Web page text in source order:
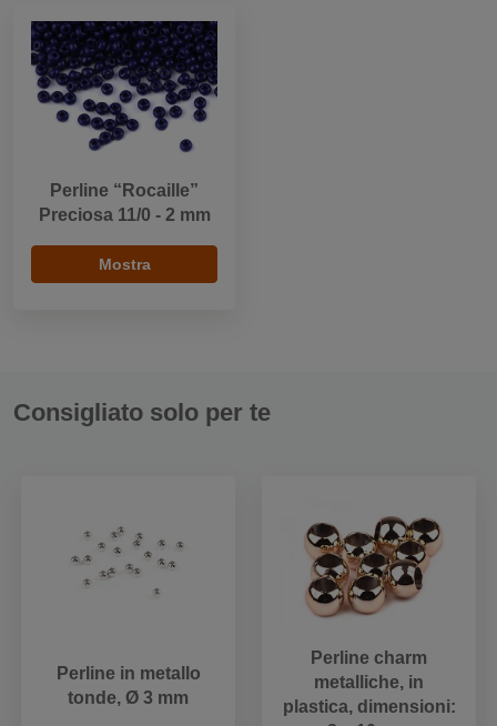
Perline “Rocaille”
Preciosa 11/0 - 2 mm
Mostra
Consigliato solo per te
Perline in metallo
tonde, Ø 3 mm
Perline charm
metalliche, in
plastica, dimensioni: